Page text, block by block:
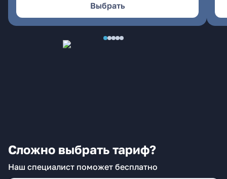
Выбрать
Сложно выбрать тариф?
Наш специалист поможет бесплатно